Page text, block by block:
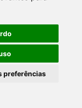
preferências